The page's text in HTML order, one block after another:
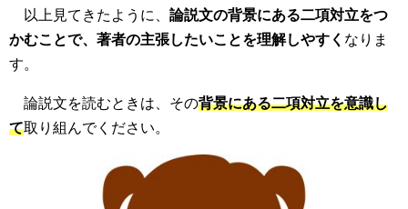
以上見てきたように、 論説文の背景にある二項対立をつ
かむことで、著者の主張したいことを理解しやすく なりま
す。
論説文を読むときは、その背景にある二項対立を意識し
て取り組んでください。